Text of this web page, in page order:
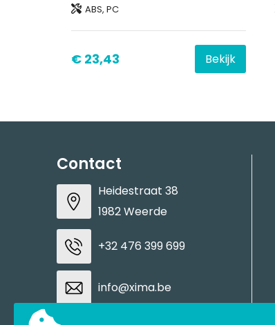
ABS, PC
€ 23,43 Bekijk
Contact
Heidestraat 38
1982 Weerde
+32 476 399 699
info@xima.be